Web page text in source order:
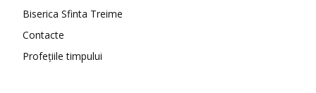
Biserica Sfinta Treime
Contacte
Profețiile timpului